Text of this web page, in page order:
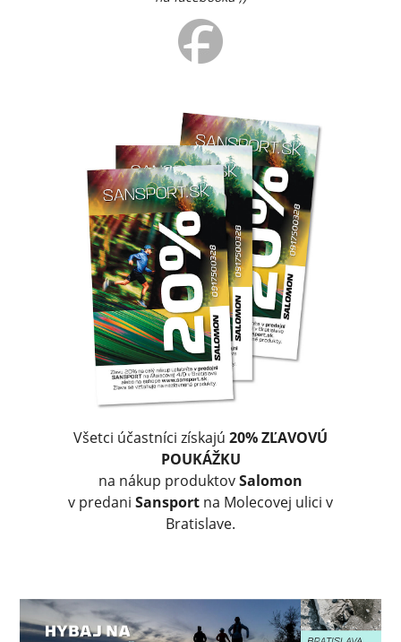
Všetci účastníci získajú 20% ZĽAVOVÚ
POUKÁŽKU
na nákup produktovSalomon
v predani Sansport na Molecovej ulici v
Bratislave.